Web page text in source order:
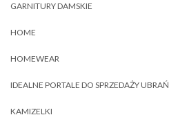
GARNITURY DAMSKIE
HOME
HOMEWEAR
IDEALNE PORTALE DO SPRZEDAŻY UBRAŃ
KAMIZELKI